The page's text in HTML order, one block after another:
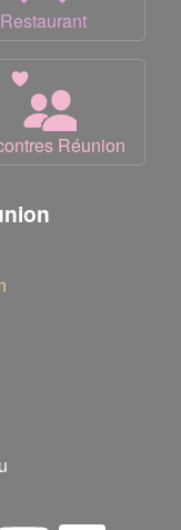
Restaurant
Réunion